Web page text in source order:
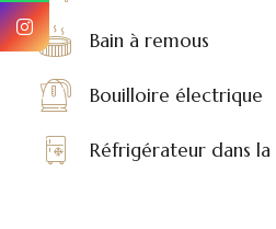
Bain à remous
Bouilloire électrique
Réfrigérateur dans la